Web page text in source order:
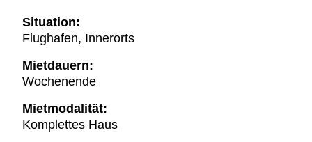
Situation:
Flughafen, Innerorts
Mietdauern:
Wochenende
Mietmodalität:
Komplettes Haus